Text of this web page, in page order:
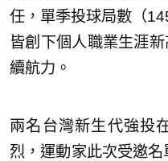
任，單季投球局數（
皆創下個人職業生涯
續航力。
兩名台灣新生代強投
烈，運動家此次受邀